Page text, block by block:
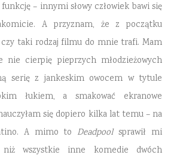
funkcję – innymi słowy człowiek bawi się
A przyznam, że z początku
czy taki rodzaj filmu do mnie trafi. Mam
nie cierpię pieprzych młodzieżowych
serię z jankeskim owocem w tytule
łukiem, a smakować ekranowe
się dopiero kilka lat temu – na
A mimo to Deadpoolsprawił mi
wszystkie inne komedie dwóch